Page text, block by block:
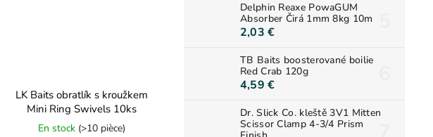
Delphin Reaxe PowaGUM
Absorber Čirá 1mm 8kg 10m
2,03 €
TB Baits boosterované boilie
Red Crab 120g
4,59 €
Dr. Slick Co. kleště 3V1 Mitten
Scissor Clamp 4-3/4 Prism
LK Baits obratlík s kroužkem
Mini Ring Swivels 10ks
En stock (>10 pièce)